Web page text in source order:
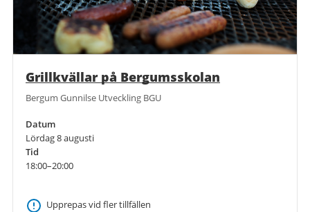
Grillkvällar på Bergumsskolan
Bergum Gunnilse Utveckling BGU
Datum
Lördag 8 augusti
Tid
18:00–20:00
Upprepas vid fler tillfällen